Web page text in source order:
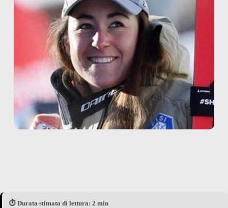
⏱️ Durata stimata di lettura: 2 min